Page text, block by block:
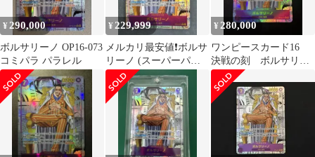
¥ 290,000
ボルサリーノ OP16-073
コミパラ パラレル
¥ 229,999
メルカリ最安値❗️ボルサ
リーノ (スーパーパラ
レル(コミパラ)) OP16-
073
¥ 280,000
ワンピースカード16
決戦の刻 ボルサリー
ノ(OP16-073)コミック
パラレル